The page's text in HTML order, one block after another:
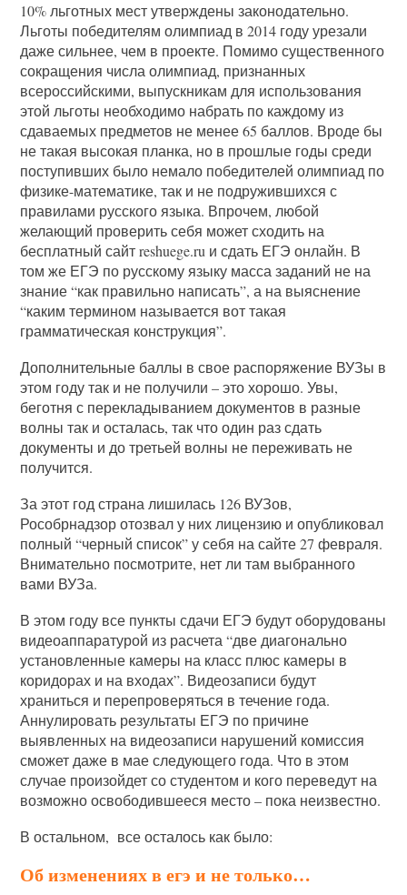
10% льготных мест утверждены законодательно.
Льготы победителям олимпиад в 2014 году урезали
даже сильнее, чем в проекте. Помимо существенного
сокращения числа олимпиад, признанных
всероссийскими, выпускникам для использования
этой льготы необходимо набрать по каждому из
сдаваемых предметов не менее 65 баллов. Вроде бы
не такая высокая планка, но в прошлые годы среди
поступивших было немало победителей олимпиад по
физике-математике, так и не подружившихся с
правилами русского языка. Впрочем, любой
желающий проверить себя может сходить на
бесплатный сайт reshuege.ru и сдать ЕГЭ онлайн. В
том же ЕГЭ по русскому языку масса заданий не на
знание “как правильно написать”, а на выяснение
“каким термином называется вот такая
грамматическая конструкция”.
Дополнительные баллы в свое распоряжение ВУЗы в
этом году так и не получили – это хорошо. Увы,
беготня с перекладыванием документов в разные
волны так и осталась, так что один раз сдать
документы и до третьей волны не переживать не
получится.
За этот год страна лишилась 126 ВУЗов,
Рособрнадзор отозвал у них лицензию и опубликовал
полный “черный список” у себя на сайте 27 февраля.
Внимательно посмотрите, нет ли там выбранного
вами ВУЗа.
В этом году все пункты сдачи ЕГЭ будут оборудованы
видеоаппаратурой из расчета “две диагонально
установленные камеры на класс плюс камеры в
коридорах и на входах”. Видеозаписи будут
храниться и перепроверяться в течение года.
Аннулировать результаты ЕГЭ по причине
выявленных на видеозаписи нарушений комиссия
сможет даже в мае следующего года. Что в этом
случае произойдет со студентом и кого переведут на
возможно освободившееся место – пока неизвестно.
В остальном, все осталось как было:
Об изменениях в егэ и не только…